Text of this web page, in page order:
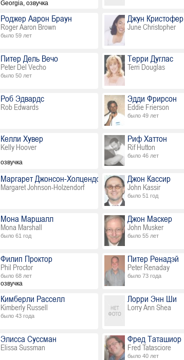
Georgia, озвучка
Роджер Аарон Браун
Roger Aaron Brown
было 59 лет
Джун Кристофер
June Christopher
Питер Дель Вечо
Peter Del Vecho
было 50 лет
Терри Дуглас
Terri Douglas
Роб Эдвардс
Rob Edwards
Эдди Фрирсон
Eddie Frierson
было 49 лет
Келли Хувер
Kelly Hoover
озвучка
Риф Хаттон
Rif Hutton
было 46 лет
Маргарет Джонсон-Холцендорф
Margaret Johnson-Holzendorf
Джон Кассир
John Kassir
было 51 год
Мона Маршалл
Mona Marshall
было 61 год
Джон Маскер
John Musker
было 55 лет
Филип Проктор
Phil Proctor
было 68 лет
озвучка
Питер Ренадэй
Peter Renaday
было 73 года
Кимберли Расселл
Kimberly Russell
было 43 года
Лорри Энн Ши
Lorry Ann Shea
Элисса Суссман
Elissa Sussman
Фред Таташиор
Fred Tatasciore
было 40 лет